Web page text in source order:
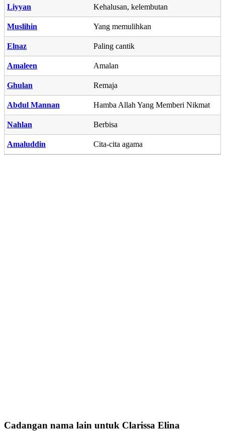
Liyyan Kehalusan, kelembutan
Muslihin Yang memulihkan
Elnaz Paling cantik
Amaleen Amalan
Ghulan Remaja
Abdul Mannan Hamba Allah Yang Memberi Nikmat
Nahlan Berbisa
Amaluddin Cita-cita agama
Cadangan nama lain untuk Clarissa Elina